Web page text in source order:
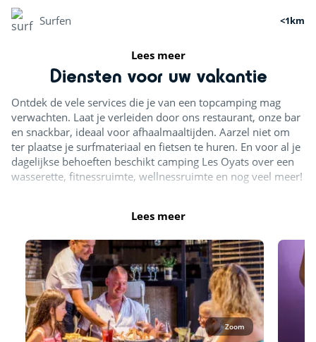
Surfen <1km
Rondvaarten
Kitesurfen <8km
Activiteiten in de natuur
Fietsroutes <1km
Vissen <3km
Fietsverhuur <1km
Paintbal
Lees meer
Diensten voor uw vakantie
Ontdek de vele services die je van een topcamping mag
verwachten. Laat je verleiden door ons restaurant, onze bar
en snackbar, ideaal voor afhaalmaaltijden. Aarzel niet om
ter plaatse je surfmateriaal en fietsen te huren. En voor al je
dagelijkse behoeften beschikt camping Les Oyats over een
wasserette, fitnessruimte, wellnessruimte en nog veel meer!
Lees meer
Zoom